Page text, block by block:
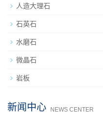
人造大理石
石英石
水磨石
微晶石
岩板
新闻中心 NEWS CENTER